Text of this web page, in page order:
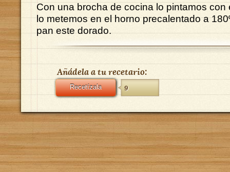
Con una brocha de cocina lo pintamos con
lo metemos en el horno precalentado a
pan este dorado.
Añádela a tu recetario:
Recetízala 9